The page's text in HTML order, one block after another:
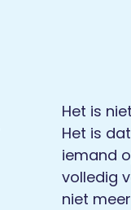
Het is
Het is
iemand
volledig
niet